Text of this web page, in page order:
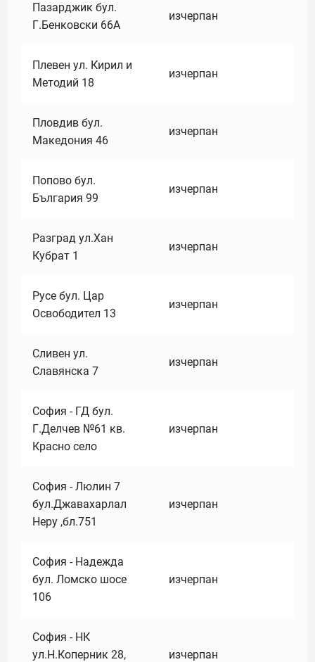
Пазарджик бул.
Г.Бенковски 66А
изчерпан
Плевен ул. Кирил и
Методий 18
изчерпан
Пловдив бул.
Македония 46
изчерпан
Попово бул.
България 99
изчерпан
Разград ул.Хан
Кубрат 1
изчерпан
Русе бул. Цар
Освободител 13
изчерпан
Сливен ул.
Славянска 7
изчерпан
София - ГД бул.
Г.Делчев №61 кв.
Красно село
изчерпан
София - Люлин 7
бул.Джавахарлал
Неру ,бл.751
изчерпан
София - Надежда
бул. Ломско шосе
106
изчерпан
София - НК
ул.Н.Коперник 28,
изчерпан